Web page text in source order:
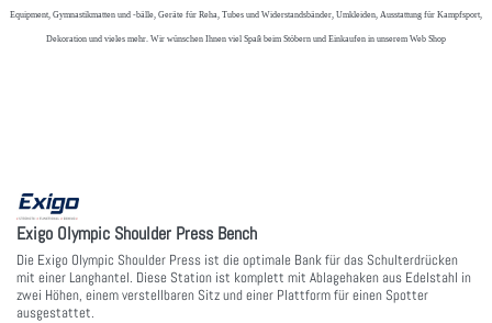
Equipment, Gymnastikmatten und -bälle, Geräte für Reha, Tubes und Widerstandsbänder, Umkleiden, Ausstattung für Kampfsport,
Dekoration und vieles mehr. Wir wünschen Ihnen viel Spaß beim Stöbern und Einkaufen in unserem Web Shop
Exigo Olympic Shoulder Press Bench
Die Exigo Olympic Shoulder Press ist die optimale Bank für das Schulterdrücken
mit einer Langhantel. Diese Station ist komplett mit Ablagehaken aus Edelstahl in
zwei Höhen, einem verstellbaren Sitz und einer Plattform für einen Spotter
ausgestattet.